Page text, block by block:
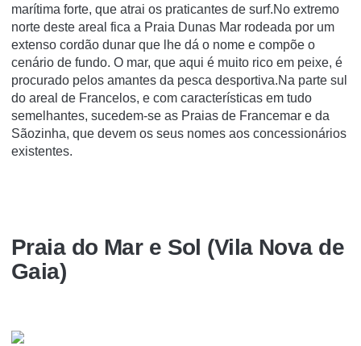
marítima forte, que atrai os praticantes de surf.No extremo
norte deste areal fica a Praia Dunas Mar rodeada por um
extenso cordão dunar que lhe dá o nome e compõe o
cenário de fundo. O mar, que aqui é muito rico em peixe, é
procurado pelos amantes da pesca desportiva.Na parte sul
do areal de Francelos, e com características em tudo
semelhantes, sucedem-se as Praias de Francemar e da
Sãozinha, que devem os seus nomes aos concessionários
existentes.
Praia do Mar e Sol (Vila Nova de
Gaia)